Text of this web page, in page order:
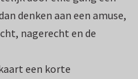
denken aan een amuse,
nagerecht en de
een korte